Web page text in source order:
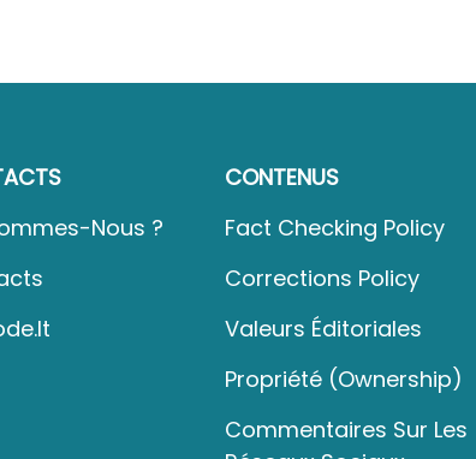
Nous ?
CONTENUS
Fact Checking Policy
Corrections Policy
Valeurs Éditoriales
Propriété (Ownership)
Commentaires Sur Les